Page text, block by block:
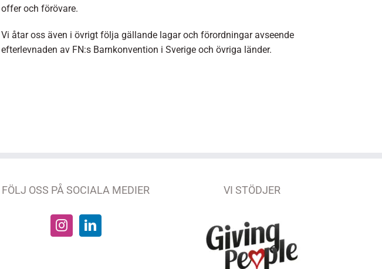
offer och förövare.
Vi åtar oss även i övrigt följa gällande lagar och förordningar avseende
efterlevnaden av FN:s Barnkonvention i Sverige och övriga länder.
FÖLJ OSS PÅ SOCIALA MEDIER VI STÖDJER